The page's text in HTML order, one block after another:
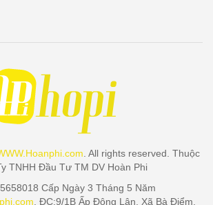
. All rights reserved. Thuộc
TNHH Đầu Tư TM DV Hoàn Phi
Cấp Ngày 3 Tháng 5 Năm
. ĐC:9/1B Ấp Đông Lân, Xã Bà Điểm,